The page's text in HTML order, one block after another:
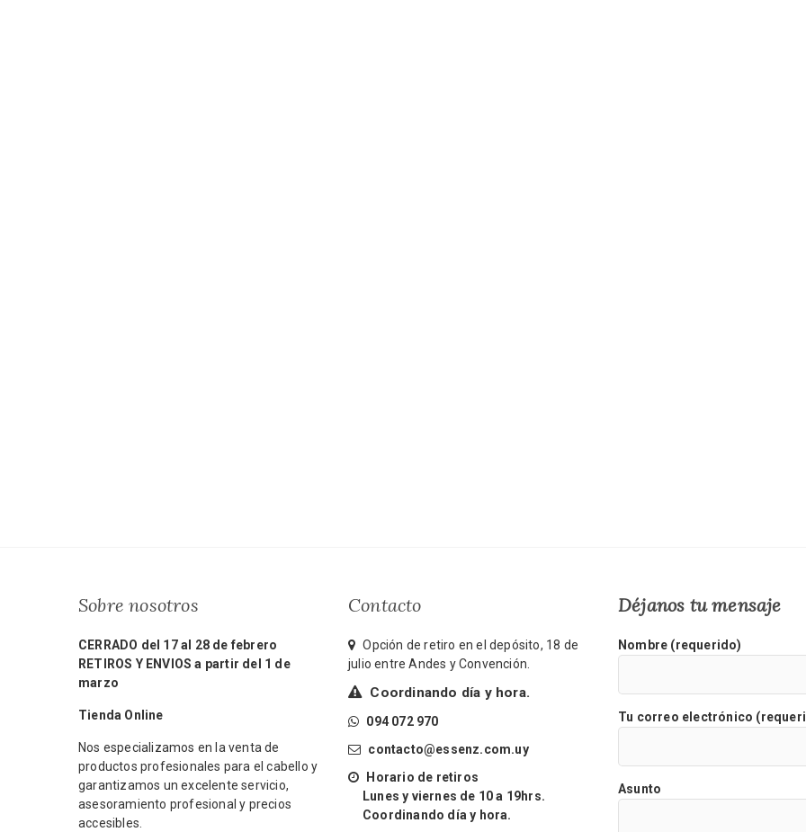
Sobre nosotros
CERRADO del 17 al 28 de febrero
RETIROS Y ENVIOS a partir del 1 de
marzo
Tienda Online
Nos especializamos en la venta de
productos profesionales para el cabello y
garantizamos un excelente servicio,
asesoramiento profesional y precios
accesibles.
Contacto
Opción de retiro en el depósito, 18 de
julio entre Andes y Convención.
Coordinando día y hora.
094 072 970
contacto@essenz.com.uy
Horario de retiros
Lunes y viernes de 10 a 19hrs.
Coordinando día y hora.
Déjanos tu mensaje
Nombre (requerido)
Tu correo electrónico
Asunto